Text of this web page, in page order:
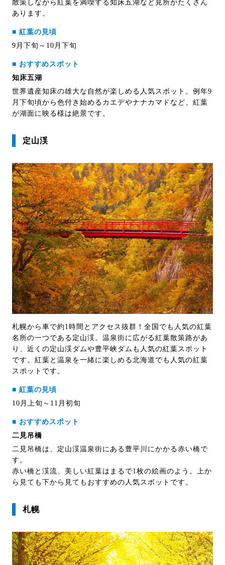
散策しながら紅葉を満喫する知床五湖など見所がたくさん
あります。
■ 紅葉の見頃
9月下旬～10月下旬
■ おすすめスポット
知床五湖
世界遺産知床の雄大な自然が楽しめる人気スポット。例年9
月下旬頃から色付き始めるカエデやナナカマドなど、紅葉
が湖面に映る様は絶景です。
定山渓
札幌から車で約1時間とアクセス抜群！全国でも人気の紅葉
名所の一つである定山渓。温泉街に広がる紅葉散策路があ
り、近くの定山渓ダムや豊平峡ダムも人気の紅葉スポット
です。紅葉と温泉を一緒に楽しめる北海道でも人気の紅葉
スポットです。
■ 紅葉の見頃
10月上旬～11月初旬
■ おすすめスポット
二見吊橋
二見吊橋は、定山渓温泉街にある豊平川にかかる赤い橋で
す。
赤い橋と渓流、美しい紅葉はまるで1枚の絵画のよう。上か
ら見ても下から見てもおすすめの人気スポットです。
札幌